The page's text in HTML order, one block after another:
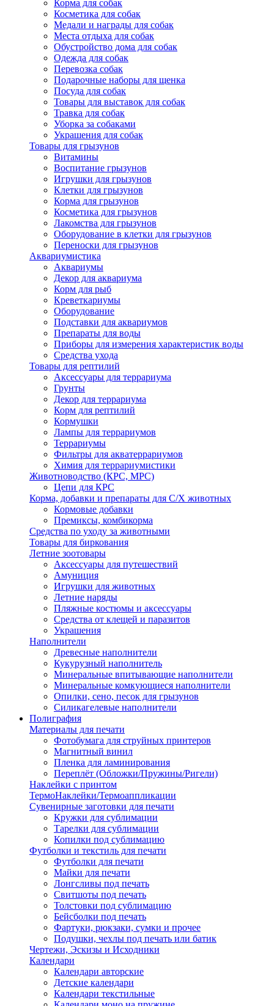
Корма для собак
Косметика для собак
Медали и награды для собак
Места отдыха для собак
Обустройство дома для собак
Одежда для собак
Перевозка собак
Подарочные наборы для щенка
Посуда для собак
Товары для выставок для собак
Травка для собак
Уборка за собаками
Украшения для собак
Товары для грызунов
Витамины
Воспитание грызунов
Игрушки для грызунов
Клетки для грызунов
Корма для грызунов
Косметика для грызунов
Лакомства для грызунов
Оборудование в клетки для грызунов
Переноски для грызунов
Аквариумистика
Аквариумы
Декор для аквариума
Корм для рыб
Креветкариумы
Оборудование
Подставки для аквариумов
Препараты для воды
Приборы для измерения характеристик воды
Средства ухода
Товары для рептилий
Аксессуары для террариума
Грунты
Декор для террариума
Корм для рептилий
Кормушки
Лампы для террариумов
Террариумы
Фильтры для акватеррариумов
Химия для террариумистики
Животноводство (КРС, МРС)
Цепи для КРС
Корма, добавки и препараты для С/Х животных
Кормовые добавки
Премиксы, комбикорма
Средства по уходу за животными
Товары для биркования
Летние зоотовары
Аксессуары для путешествий
Амуниция
Игрушки для животных
Летние наряды
Пляжные костюмы и аксессуары
Средства от клещей и паразитов
Украшения
Наполнители
Древесные наполнители
Кукурузный наполнитель
Минеральные впитывающие наполнители
Минеральные комкующиеся наполнители
Опилки, сено, песок для грызунов
Силикагелевые наполнители
Полиграфия
Материалы для печати
Фотобумага для струйных принтеров
Магнитный винил
Пленка для ламинирования
Переплёт (Обложки/Пружины/Ригели)
Наклейки с принтом
ТермоНаклейки/Термоаппликации
Сувенирные заготовки для печати
Кружки для сублимации
Тарелки для сублимации
Копилки под сублимацию
Футболки и текстиль для печати
Футболки для печати
Майки для печати
Лонгсливы под печать
Свитшоты под печать
Толстовки под сублимацию
Бейсболки под печать
Фартуки, рюкзаки, сумки и прочее
Подушки, чехлы под печать или батик
Чертежи, Эскизы и Исходники
Календари
Календари авторские
Детские календари
Календари текстильные